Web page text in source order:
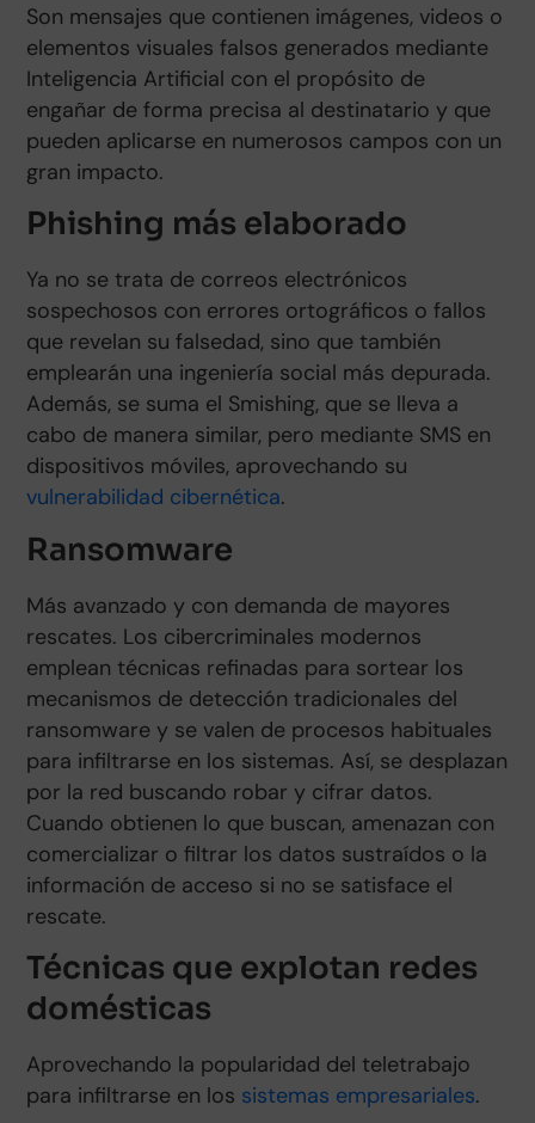
Son mensajes que contienen imágenes, videos o
elementos visuales falsos generados mediante
Inteligencia Artificial con el propósito de
engañar de forma precisa al destinatario y que
pueden aplicarse en numerosos campos con un
gran impacto.
Phishing más elaborado
Ya no se trata de correos electrónicos
sospechosos con errores ortográficos o fallos
que revelan su falsedad, sino que también
emplearán una ingeniería social más depurada.
Además, se suma el Smishing, que se lleva a
cabo de manera similar, pero mediante SMS en
dispositivos móviles, aprovechando su
vulnerabilidad cibernética.
Ransomware
Más avanzado y con demanda de mayores
rescates. Los cibercriminales modernos
emplean técnicas refinadas para sortear los
mecanismos de detección tradicionales del
ransomware y se valen de procesos habituales
para infiltrarse en los sistemas. Así, se desplazan
por la red buscando robar y cifrar datos.
Cuando obtienen lo que buscan, amenazan con
comercializar o filtrar los datos sustraídos o la
información de acceso si no se satisface el
rescate.
Técnicas que explotan redes
domésticas
Aprovechando la popularidad del teletrabajo
para infiltrarse en los sistemas empresariales.